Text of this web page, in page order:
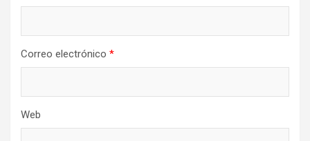
Correo electrónico *
Web